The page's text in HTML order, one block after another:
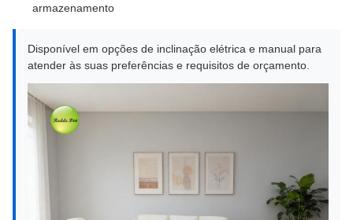
armazenamento
Disponível em opções de inclinação elétrica e manual para
atender às suas preferências e requisitos de orçamento.